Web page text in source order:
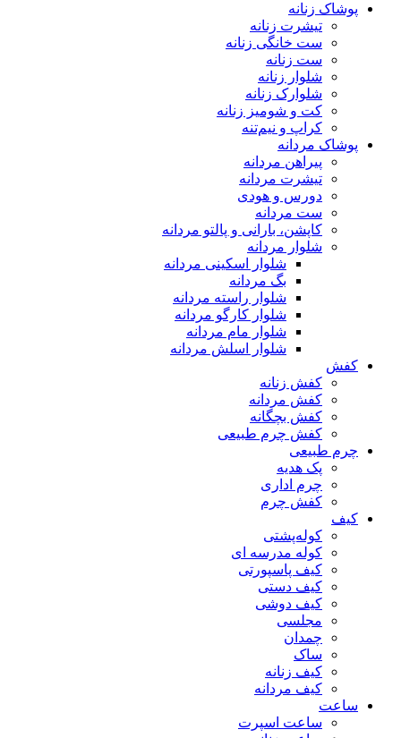
پوشاک زنانه
تیشرت زنانه
ست خانگی زنانه
ست زنانه
شلوار زنانه
شلوارک زنانه
کت و شومیز زنانه
کراپ و نیم‌تنه
پوشاک مردانه
پیراهن مردانه
تیشرت مردانه
دورس و هودی
ست مردانه
کاپشن، بارانی و پالتو مردانه
شلوار مردانه
شلوار اسکینی مردانه
بگ مردانه
شلوار راسته مردانه
شلوار کارگو مردانه
شلوار مام مردانه
شلوار اسلش مردانه
کفش
کفش زنانه
کفش مردانه
کفش بچگانه
کفش چرم طبیعی
چرم طبیعی
پک هدیه
چرم اداری
کفش چرم
کیف
کوله‌پشتی
کوله مدرسه ای
کیف پاسپورتی
کیف دستی
کیف دوشی
مجلسی
چمدان
ساک
کیف زنانه
کیف مردانه
ساعت
ساعت اسپرت